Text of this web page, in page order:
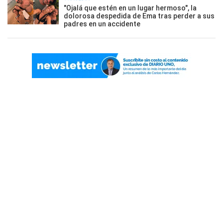
"Ojalá que estén en un lugar hermoso", la
dolorosa despedida de Ema tras perder a sus
padres en un accidente